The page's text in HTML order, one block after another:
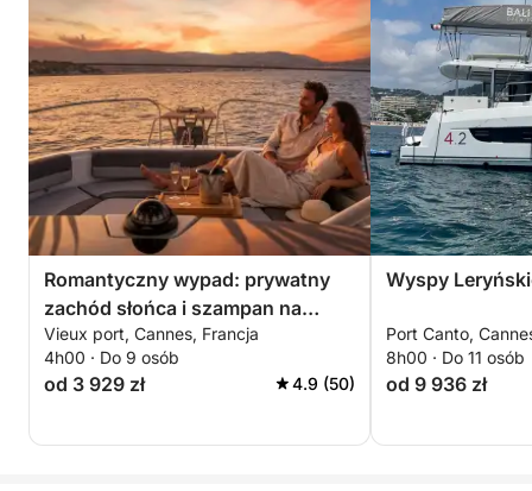
Romantyczny wypad: prywatny
zachód słońca i szampan na
morzu
Vieux port, Cannes, Francja
4h00 · Do 9 osób
od 3 929 zł 4.9 (50)
Wyspy
Port Canto,
8h00 · Do 11 osób
od 9 936 zł